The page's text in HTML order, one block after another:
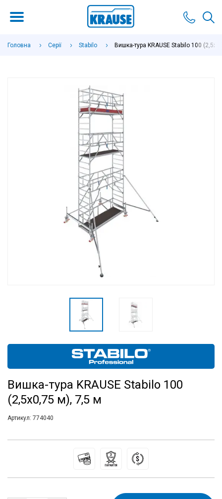
Головна Серії Stabilo Вишка-тура KRAUSE Stabilo 100
Вишка-тура KRAUSE Stabilo 100
(2,5х0,75 м), 7,5 м
Артикул: 774040